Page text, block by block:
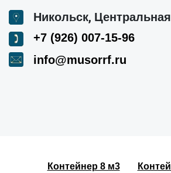
Никольск,
+7 (926) 007-15-96
info@musorrf.ru
Контейнер 8 м3